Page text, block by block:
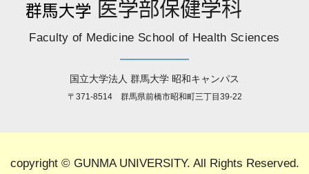
Faculty of Medicine School of Health Sciences
国立大学法人 群馬大学 昭和キャンパス
〒371-8514 群馬県前橋市昭和町三丁目39-22
copyright © GUNMA UNIVERSITY. All Rights Reserved.